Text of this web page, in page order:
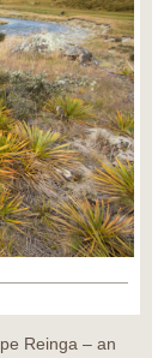
Reinga – an